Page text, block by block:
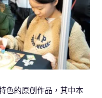
色的原創作品，其中本